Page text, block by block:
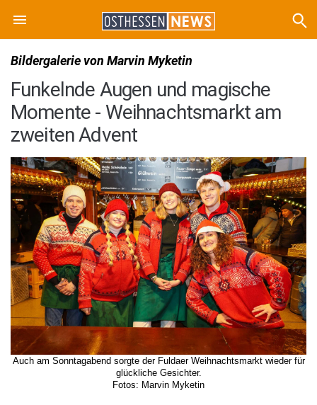
Bildergalerie von Marvin Myketin
Funkelnde Augen und magische
Momente - Weihnachtsmarkt am
zweiten Advent
Auch am Sonntagabend sorgte der Fuldaer Weihnachtsmarkt wieder für
glückliche Gesichter.
Fotos: Marvin Myketin